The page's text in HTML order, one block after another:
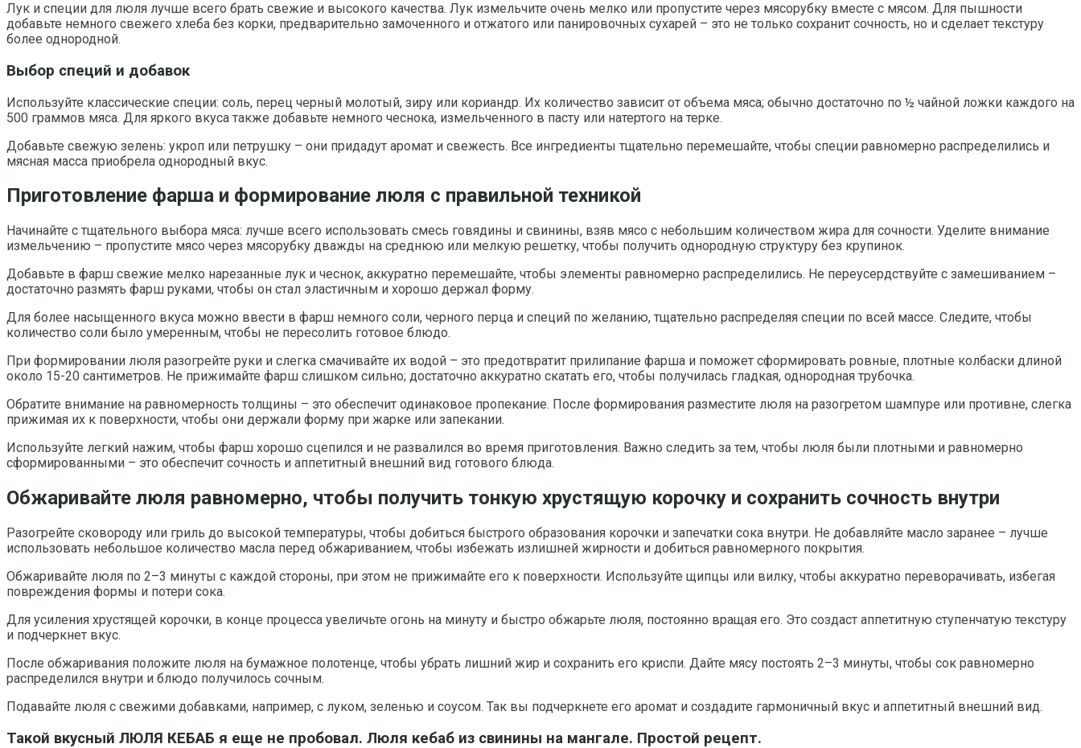
Лук и специи для люля лучше всего брать свежие и высокого качества. Лук измельчите очень мелко или пропустите через мясорубку вместе с мясом. Для пышности
добавьте немного свежего хлеба без корки, предварительно замоченного и отжатого или панировочных сухарей – это не только сохранит сочность, но и сделает текстуру
более однородной.
Выбор специй и добавок
Используйте классические специи: соль, перец черный молотый, зиру или кориандр. Их количество зависит от объема мяса; обычно достаточно по ½ чайной ложки каждого на
500 граммов мяса. Для яркого вкуса также добавьте немного чеснока, измельченного в пасту или натертого на терке.
Добавьте свежую зелень: укроп или петрушку – они придадут аромат и свежесть. Все ингредиенты тщательно перемешайте, чтобы специи равномерно распределились и
мясная масса приобрела однородный вкус.
Приготовление фарша и формирование люля с правильной техникой
Начинайте с тщательного выбора мяса: лучше всего использовать смесь говядины и свинины, взяв мясо с небольшим количеством жира для сочности. Уделите внимание
измельчению – пропустите мясо через мясорубку дважды на среднюю или мелкую решетку, чтобы получить однородную структуру без крупинок.
Добавьте в фарш свежие мелко нарезанные лук и чеснок, аккуратно перемешайте, чтобы элементы равномерно распределились. Не переусердствуйте с замешиванием –
достаточно размять фарш руками, чтобы он стал эластичным и хорошо держал форму.
Для более насыщенного вкуса можно ввести в фарш немного соли, черного перца и специй по желанию, тщательно распределяя специи по всей массе. Следите, чтобы
количество соли было умеренным, чтобы не пересолить готовое блюдо.
При формировании люля разогрейте руки и слегка смачивайте их водой – это предотвратит прилипание фарша и поможет сформировать ровные, плотные колбаски длиной
около 15-20 сантиметров. Не прижимайте фарш слишком сильно; достаточно аккуратно скатать его, чтобы получилась гладкая, однородная трубочка.
Обратите внимание на равномерность толщины – это обеспечит одинаковое пропекание. После формирования разместите люля на разогретом шампуре или противне, слегка
прижимая их к поверхности, чтобы они держали форму при жарке или запекании.
Используйте легкий нажим, чтобы фарш хорошо сцепился и не развалился во время приготовления. Важно следить за тем, чтобы люля были плотными и равномерно
сформированными – это обеспечит сочность и аппетитный внешний вид готового блюда.
Обжаривайте люля равномерно, чтобы получить тонкую хрустящую корочку и сохранить сочность внутри
Разогрейте сковороду или гриль до высокой температуры, чтобы добиться быстрого образования корочки и запечатки сока внутри. Не добавляйте масло заранее – лучше
использовать небольшое количество масла перед обжариванием, чтобы избежать излишней жирности и добиться равномерного покрытия.
Обжаривайте люля по 2–3 минуты с каждой стороны, при этом не прижимайте его к поверхности. Используйте щипцы или вилку, чтобы аккуратно переворачивать, избегая
повреждения формы и потери сока.
Для усиления хрустящей корочки, в конце процесса увеличьте огонь на минуту и быстро обжарьте люля, постоянно вращая его. Это создаст аппетитную ступенчатую текстуру
и подчеркнет вкус.
После обжаривания положите люля на бумажное полотенце, чтобы убрать лишний жир и сохранить его криспи. Дайте мясу постоять 2–3 минуты, чтобы сок равномерно
распределился внутри и блюдо получилось сочным.
Подавайте люля с свежими добавками, например, с луком, зеленью и соусом. Так вы подчеркнете его аромат и создадите гармоничный вкус и аппетитный внешний вид.
Такой вкусный ЛЮЛЯ КЕБАБ я еще не пробовал. Люля кебаб из свинины на мангале. Простой рецепт.